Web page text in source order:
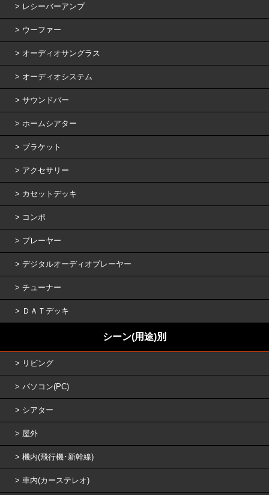
レシーバーアンプ
ウーファー
オーディオサングラス
オーディオシステム
サウンドバー
ホームシアター
ブラケット
アクセサリー
カセットデッキ
コンポ
プレーヤー
デジタルオーディオプレーヤー
チューナー
ＤＡＴデッキ
シーン(用途)別
リビング
パソコン(PC)
シアター
屋外
機内(飛行機･新幹線)
車内(カーステレオ)